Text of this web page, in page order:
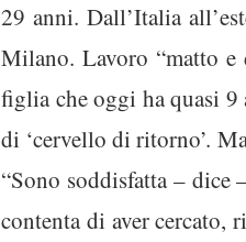
29 anni. Dall’Italia
Milano. Lavoro “matto
figlia che oggi ha quasi 9
di ‘cervello di ritorno’.
“Sono soddisfatta – dice
contenta di aver cercato,